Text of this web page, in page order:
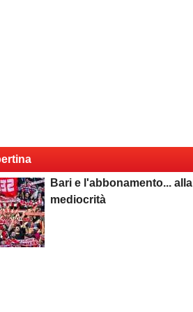
Bari e l'abbonamento... alla
mediocrità